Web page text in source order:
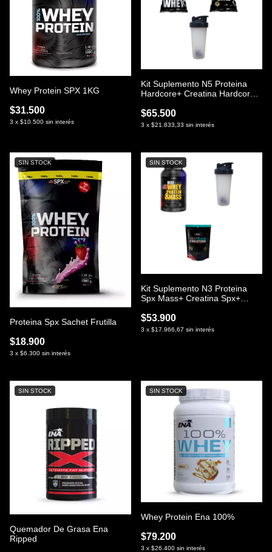
Whey Protein SPX 1KG
$31.500
3 x $10.500 sin interés
Kit Suplemento N5 Proteina
Hardcore+ Creatina Hardcore+
$65.500
3 x $21.833,33 sin interés
SIN STOCK
Proteina Spx Sachet Frutilla
$18.900
3 x $6.300 sin interés
SIN STOCK
Kit Suplemento N3 Proteina
Spx Mass+ Creatina Spx+
$53.900
3 x $17.966,67 sin interés
SIN STOCK
Quemador De Grasa Ena
Ripped
SIN STOCK
Whey Protein Ena 100%
$79.200
3 x $26.400 sin interés